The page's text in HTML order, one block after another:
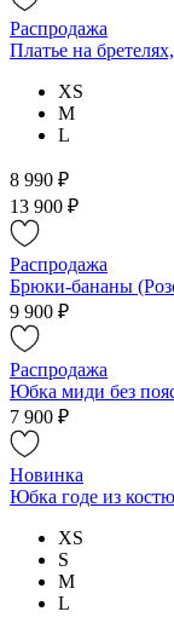
Распродажа
Платье на
XS
M
L
8 990 ₽
13 900 ₽
Распродажа
Брюки-бананы
9 900 ₽
Распродажа
Юбка миди без
7 900 ₽
Новинка
Юбка годе из
XS
S
M
L